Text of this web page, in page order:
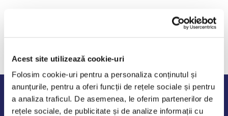
Acest site utilizează cookie-uri
Folosim cookie-uri pentru a personaliza conținutul și
anunțurile, pentru a oferi funcții de rețele sociale și pentru
a analiza traficul. De asemenea, le oferim partenerilor de
rețele sociale, de publicitate și de analize informații cu
Program de lucru